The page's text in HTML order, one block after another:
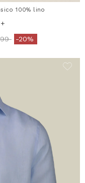
100% lino
+
from
to-20%